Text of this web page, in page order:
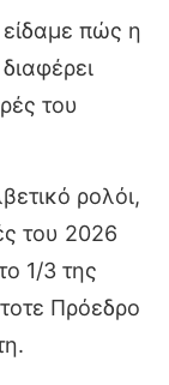
πώς η
του
ρολόι,
του 2026
1/3 της
Πρόεδρο